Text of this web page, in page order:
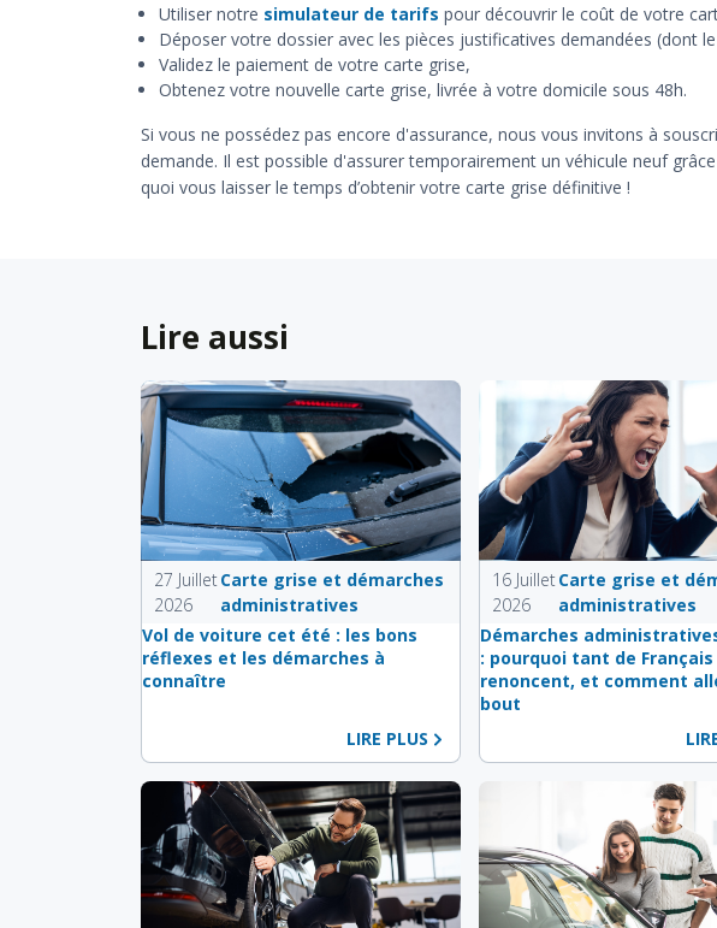
Utiliser notre simulateur de tarifs pour découvrir le coût de votre
Déposer votre dossier avec les pièces justificatives demandées (dont
Validez le paiement de votre carte grise,
Obtenez votre nouvelle carte grise, livrée à votre domicile sous 48h.
Si vous ne possédez pas encore d'assurance, nous vous invitons à
demande. Il est possible d'assurer temporairement un véhicule neuf
quoi vous laisser le temps d’obtenir votre carte grise définitive !
Lire aussi
27 Juillet
2026
Carte grise et démarches
administratives
Vol de voiture cet été : les bons
réflexes et les démarches à
connaître
LIRE PLUS
16 Juillet
2026
Carte grise et
administratives
Démarches
: pourquoi tant de Français
renoncent, et comment
bout